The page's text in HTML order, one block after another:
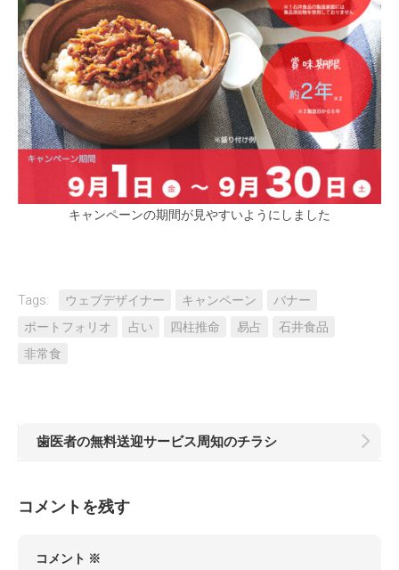
キャンペーンの期間が見やすいようにしました
Tags: ウェブデザイナー キャンペーン
バナー
ポートフォリオ
占い 四柱推命 易占
石井食品
非常食
歯医者の無料送迎サービス周知のチラシ
コメントを残す
コメント ※